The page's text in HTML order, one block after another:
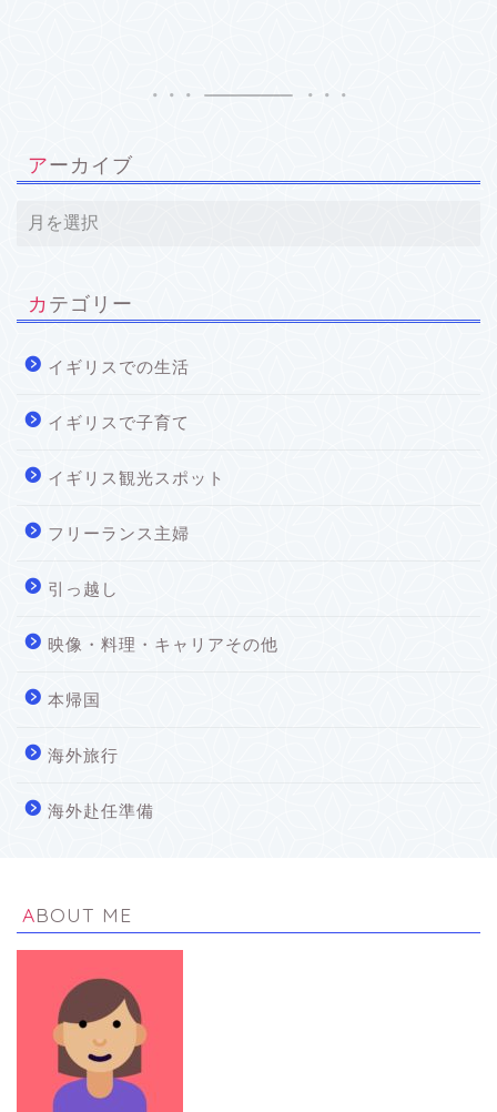
アーカイブ
カテゴリー
イギリスでの生活
イギリスで子育て
イギリス観光スポット
フリーランス主婦
引っ越し
映像・料理・キャリアその他
本帰国
海外旅行
海外赴任準備
ABOUT ME